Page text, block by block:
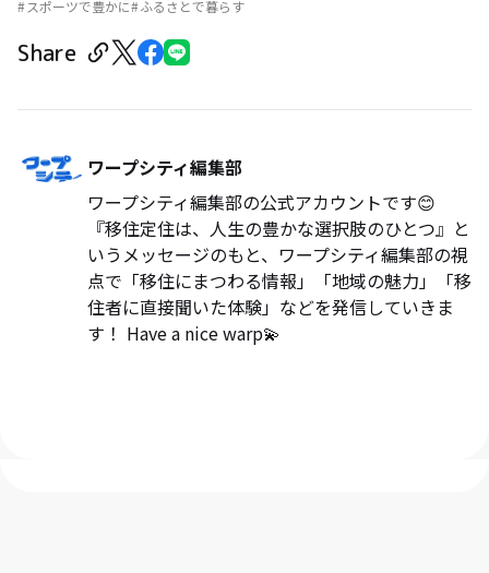
スポーツで豊かに ふるさとで暮らす
Share
ワープシティ編集部
ワープシティ編集部の公式アカウントです😊
『移住定住は、人生の豊かな選択肢のひとつ』と
いうメッセージのもと、ワープシティ編集部の視
点で「移住にまつわる情報」「地域の魅力」「移
住者に直接聞いた体験」などを発信していきま
す！ Have a nice warp💫